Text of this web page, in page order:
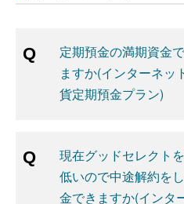
定期預金の満期資金
ますか(インターネッ
貨定期預金プラン)
現在グッドセレクト
低いので中途解約を
金できますか(インタ